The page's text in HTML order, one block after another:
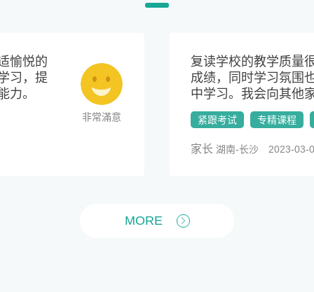
愉悦的
习，提
力。
非常滿意
复读学校的教学质量
成绩，同时学习氛围
中学习。我会向其他
紧跟考试 专精课程
家长 湖南-长沙 2023-03-
MORE